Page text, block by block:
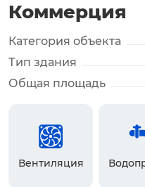
Коммерция
Категория объекта
Тип здания
Общая площадь
Вентиляция